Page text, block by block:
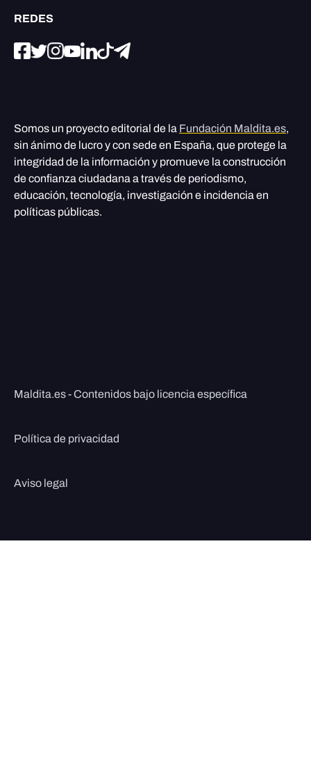
REDES
Somos un proyecto editorial de la Fundación Maldita.es,
sin ánimo de lucro y con sede en España, que protege la
integridad de la información y promueve la construcción
de confianza ciudadana a través de periodismo,
educación, tecnología, investigación e incidencia en
políticas públicas.
Maldita.es - Contenidos bajo licencia específica
Política de privacidad
Aviso legal